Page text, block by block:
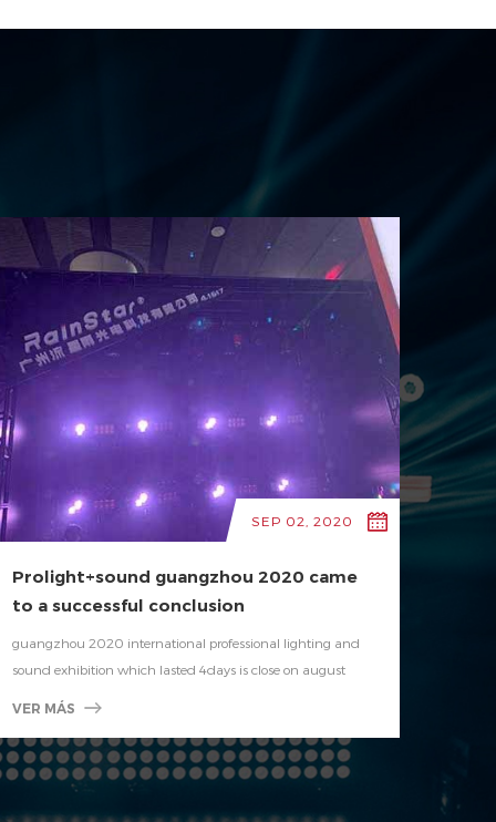
SEP 02, 2020
Prolight+sound guangzhou 2020 came
to a successful conclusion
guangzhou 2020 international professional lighting and
sound exhibition which lasted 4days is close on august
which is satisfactory. The following are highlights of
guangzhou Rainstar lighting in this exhibition. The
VER MÁS